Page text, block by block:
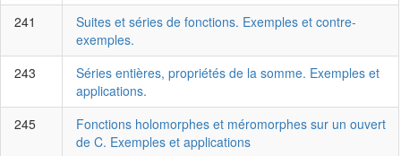
241
Suites et séries de fonctions. Exemples et contre-
exemples.
243
Séries entières, propriétés de la somme. Exemples et
applications.
245
Fonctions holomorphes et méromorphes sur un ouvert
de C. Exemples et applications